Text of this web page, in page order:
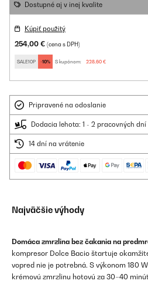
Dostupné aj v inej kvalite
Kúpiť použitý
254,00 € (cena s DPH)
SALE10P -10% S kupónom: 228,60 €
Pripravené na odoslanie
Dodacia lehota: 1 - 2 pracovných dní
14 dní na vrátenie
Najväčšie výhody
Domáca zmrzlina bez čakania na
kompresor Dolce Bacio štartuje
vopred nie je potrebná. S výkonom 180
krémovú zmrzlinu hotovú za 30–40